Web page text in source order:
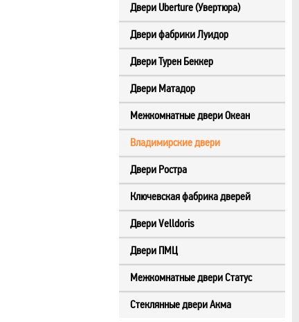
Двери Uberture (Увертюра)
Двери фабрики Луидор
Двери Турен Беккер
Двери Матадор
Межкомнатные двери Океан
Владимирские двери
Двери Ростра
Ключевская фабрика дверей
Двери Velldoris
Двери ПМЦ
Межкомнатные двери Статус
Стеклянные двери Акма